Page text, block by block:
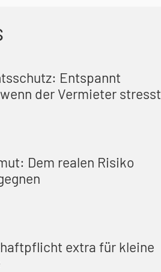
Entspannt
der Vermieter stresst
Dem realen Risiko
extra für kleine